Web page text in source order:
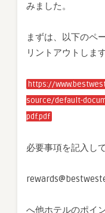
みました。
まずは、以下のペ
リントアウトします
https://
source/default-
pdf.pdf
必要事項を記入し
へ他ホテルのポイ